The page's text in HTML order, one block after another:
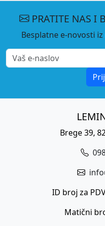
PRATITE NAS I
Besplatne e-novosti
Brege 39,
ID broj za
Matični